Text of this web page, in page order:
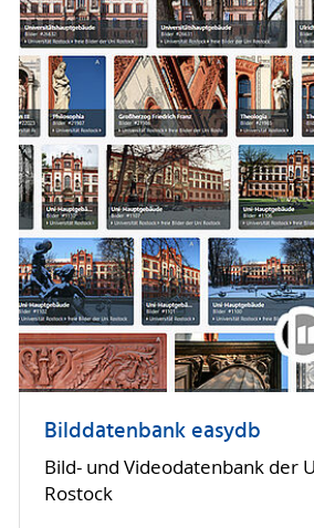
Bilddatenbank easydb
Bild- und Videodatenbank der
Rostock